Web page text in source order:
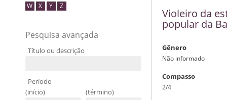
W
X Y Z
Pesquisa avançada
Título ou descrição
Período
(início)
(término)
Violeiro da
popular da
Gênero
Não informado
Compasso
2/4